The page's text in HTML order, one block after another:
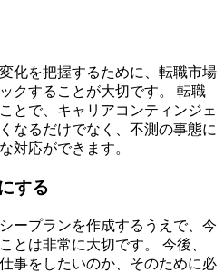
化を把握するために、転職市場
クすることが大切です。
転職
とで、キャリアコンティンジェ
なるだけでなく、不測の事態に
対応ができます。
する
ープランを作成するうえで、今
とは非常に大切です。
今後、
事をしたいのか、そのために必